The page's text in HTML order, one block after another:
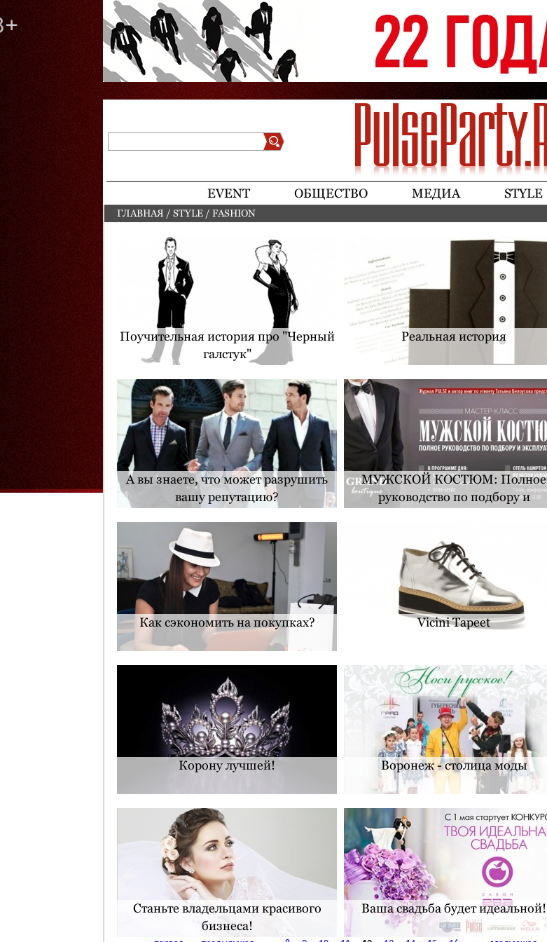
EVENT ОБЩЕСТВО МЕДИА STYLE
ВЫ ЗДЕСЬ
ГЛАВНАЯ / STYLE / FASHION
Поучительная история про "Черный
галстук"
Реальная история
А вы знаете, что может разрушить
вашу репутацию?
МУЖСКОЙ КОСТЮМ: Полное
руководство по подбору и
Как сэкономить на покупках? Vicini Tapeet
Корону лучшей! Воронеж - столица моды
Станьте владельцами красивого
бизнеса!
Ваша свадьба будет идеальной!
Страницы